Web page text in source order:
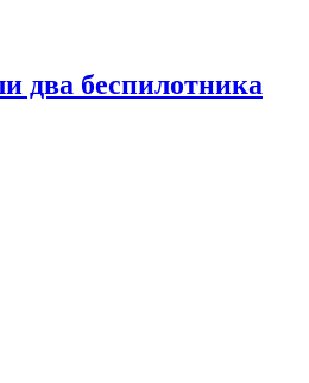
два беспилотника